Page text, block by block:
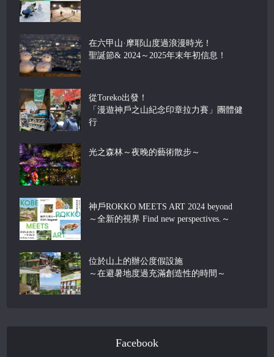
在六甲山·摩耶山度過浪漫時光！
聖誕節& 2024～2025年末年初信息！
從Toreko出發！
「漫遊神戶之山紀念印章拉力賽」團體健
行
光之森林～夜晚的藝術散步～
神戶ROKKO MEETS ART 2024 beyond
～全新的視界 Find new perspectives.～
位於山上的辦公度假設施
～在避暑地度過充滿創造性的時間～
Facebook